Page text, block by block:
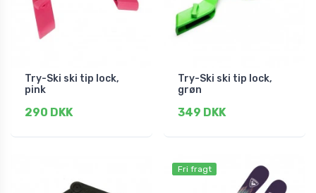
Try-Ski ski tip lock,
pink
290 DKK
Try-Ski ski tip lock,
grøn
349 DKK
Fri fragt